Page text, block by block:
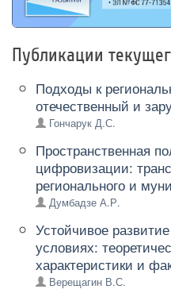
Публикации
Подходы к
отечественный и
Гончарук Д.С.
Пространственная
цифровизации:
регионального и
Думбадзе А.Р.
Устойчивое
условиях:
характеристики и
Верещагин В.С.